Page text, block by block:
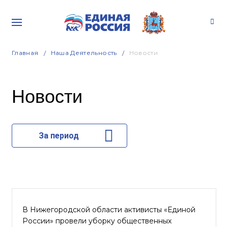
Главная Наша Деятельность Новости
Новости
За период
В Нижегородской области активисты «Единой
России» провели уборку общественных